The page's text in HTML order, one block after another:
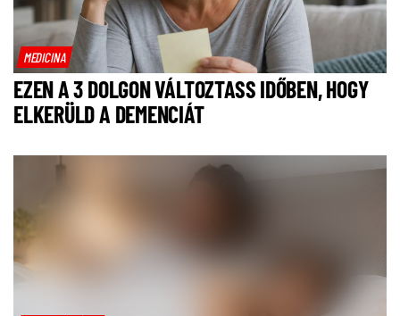
MEDICINA
EZEN A 3 DOLGON VÁLTOZTASS IDŐBEN, HOGY
ELKERÜLD A DEMENCIÁT